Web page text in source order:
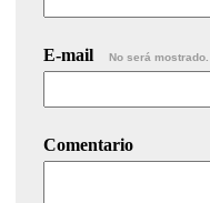
E-mail No será mostrado.
Comentario